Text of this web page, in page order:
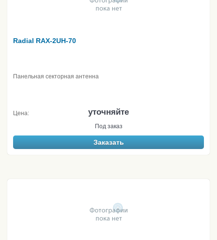
Radial RAX-2UH-70
Панельная секторная антенна
Цена: уточняйте
Под заказ
Заказать